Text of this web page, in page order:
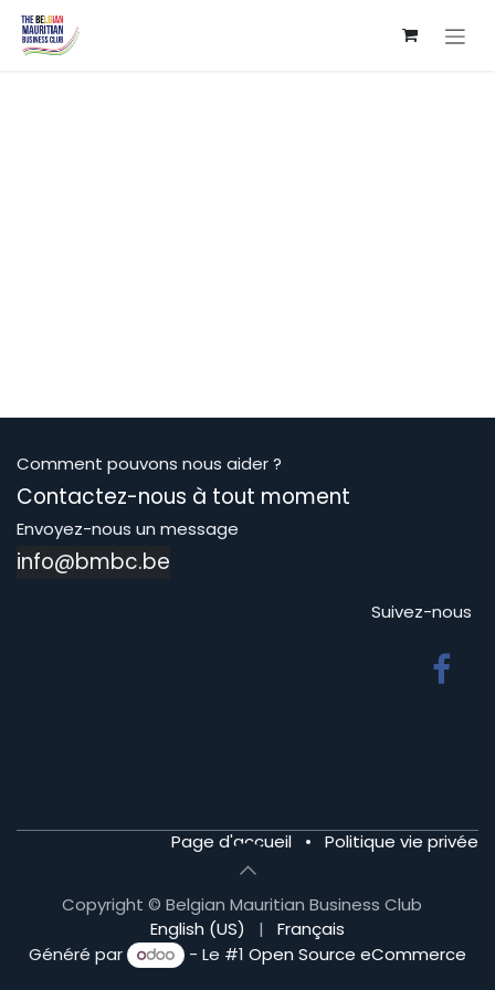
Se rendre au contenu
Comment pouvons nous aider ?
Contactez-nous à tout moment
Envoyez-nous un message
info@bmbc.be
Suivez-nous
Page d'accueil • Politique vie privée
Copyright © Belgian Mauritian Business Club
English (US)
|
Français
Généré par
- Le #1 Open Source eCommerce